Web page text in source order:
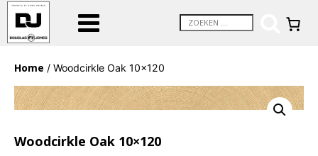
Home / Woodcirkle Oak 10×120
Woodcirkle Oak 10×120